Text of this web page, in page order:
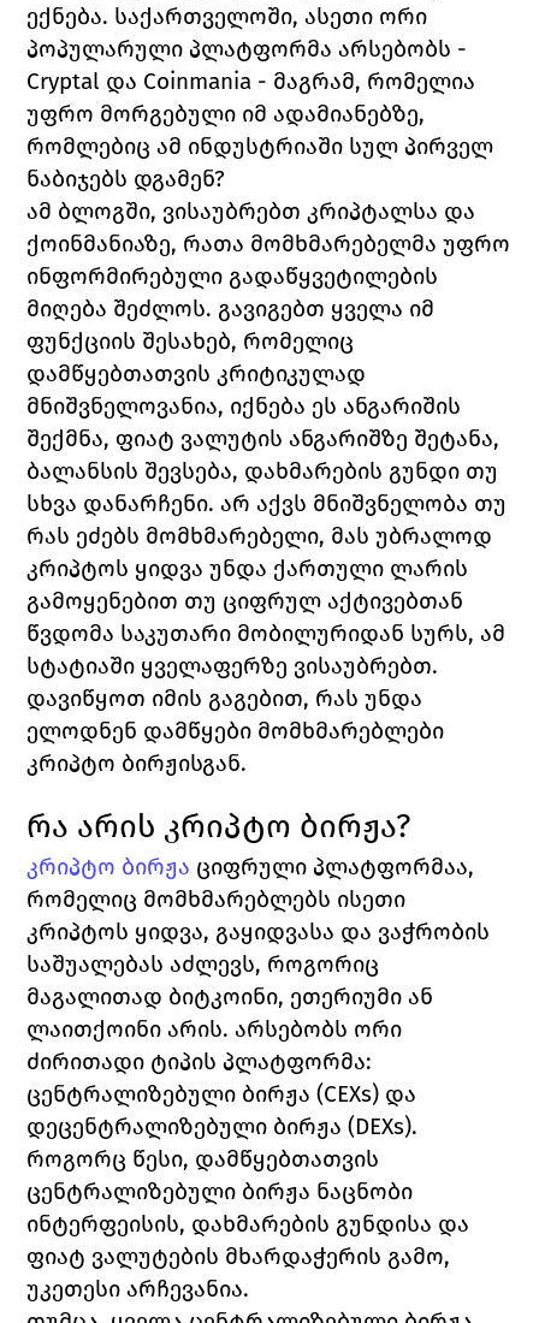
ექნება. საქართველოში, ასეთი ორი
Cryptal და Coinmania - მაგრამ, რომელია
უფრო მორგებული იმ ადამიანებზე,
რომლებიც ამ ინდუსტრიაში სულ პირველ
ნაბიჯებს დგამენ?
ამ ბლოგში, ვისაუბრებთ კრიპტალსა
ქოინმანიაზე, რათა მომხმარებელმა უფრო
ინფორმირებული გადაწყვეტილების
მიღება შეძლოს. გავიგებთ ყველა იმ
ფუნქციის შესახებ, რომელიც
დამწყებთათვის კრიტიკულად
მნიშვნელოვანია, იქნება ეს ანგარიშის
შექმნა, ფიატ ვალუტის ანგარიშზე შეტანა,
ბალანსის შევსება, დახმარების გუნდი თუ
სხვა დანარჩენი. არ აქვს მნიშვნელობა თუ
კრიპტოს ყიდვა უნდა ქართული ლარის
გამოყენებით თუ ციფრულ აქტივებთან
წვდომა საკუთარი მობილურიდან სურს, ამ
სტატიაში ყველაფერზე ვისაუბრებთ.
დავიწყოთ იმის გაგებით, რას უნდა
ელოდნენ დამწყები მომხმარებლები
კრიპტო ბირჟისგან.
რა არის კრიპტო ბირჟა?
კრიპტო ბირჟა ციფრული პლატფორმაა,
რომელიც მომხმარებლებს ისეთი
კრიპტოს ყიდვა, გაყიდვასა და ვაჭრობის
საშუალებას აძლევს, როგორიც
მაგალითად ბიტკოინი, ეთერიუმი ან
ლაითქოინი არის. არსებობს ორი
ცენტრალიზებული ბირჟა (CEXs)
დეცენტრალიზებული ბირჟა (DEXs).
როგორც წესი, დამწყებთათვის
ცენტრალიზებული ბირჟა ნაცნობი
ინტერფეისის, დახმარების გუნდისა და
ფიატ ვალუტების მხარდაჭერის გამო,
უკეთესი არჩევანია.